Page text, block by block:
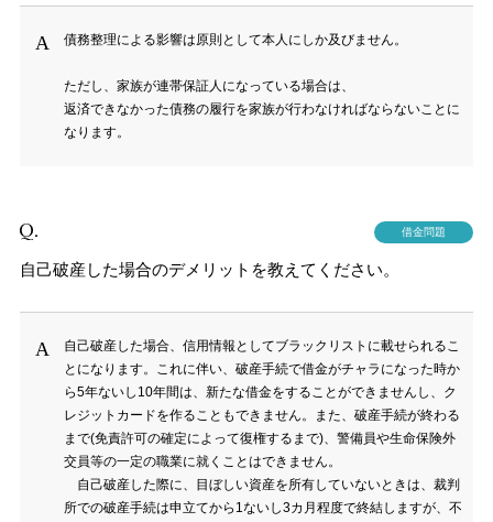
債務整理による影響は原則として本人にしか及びません。
ただし、家族が連帯保証人になっている場合は、
返済できなかった債務の履行を家族が行わなければならないことに
なります。
借金問題
自己破産した場合のデメリットを教えてください。
自己破産した場合、信用情報としてブラックリストに載せられるこ
とになります。これに伴い、破産手続で借金がチャラになった時か
ら5年ないし10年間は、新たな借金をすることができませんし、ク
レジットカードを作ることもできません。また、破産手続が終わる
まで(免責許可の確定によって復権するまで)、警備員や生命保険外
交員等の一定の職業に就くことはできません。
自己破産した際に、目ぼしい資産を所有していないときは、裁判
所での破産手続は申立てから1ないし3カ月程度で終結しますが、不